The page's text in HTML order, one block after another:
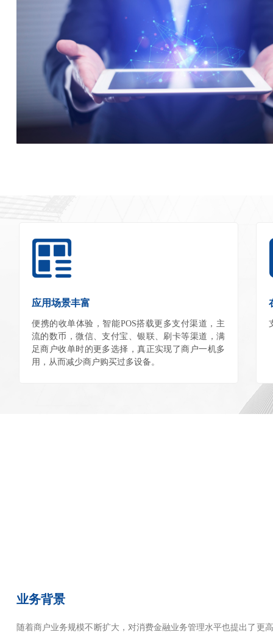
应用场景丰富
便携的收单体验，智能POS搭载更多支付渠道，主
流的数币，微信、支付宝、银联、刷卡等渠道，满
足商户收单时的更多选择，真正实现了商户一机多
用，从而减少商户购买过多设备。
业务背景
随着商户业务规模不断扩大，对消费金融业务管理水平也提出了更